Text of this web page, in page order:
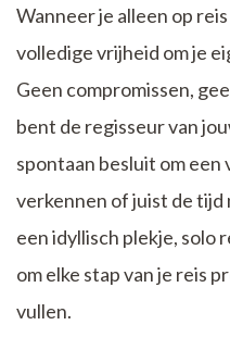
Wanneer je alleen op
volledige vrijheid om je
Geen compromissen,
bent de regisseur van
spontaan besluit om
verkennen of juist de tijd
een idyllisch plekje, solo
om elke stap van je reis
vullen.